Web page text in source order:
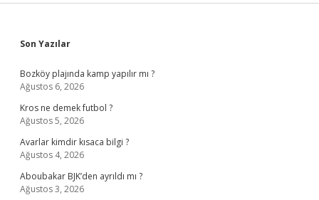
Sidebar
Son Yazılar
Bozköy plajında kamp yapılır mı ?
Ağustos 6, 2026
Kros ne demek futbol ?
Ağustos 5, 2026
Avarlar kimdir kısaca bilgi ?
Ağustos 4, 2026
Aboubakar BJK’den ayrıldı mı ?
Ağustos 3, 2026